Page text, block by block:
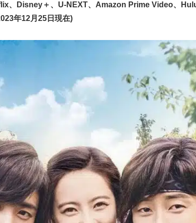
、Disney＋、U-NEXT、Amazon Prime Video、Hulu
年12月25日現在)